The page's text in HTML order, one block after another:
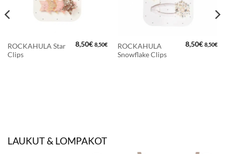
ROCKAHULA Star
Clips
8,50€ 8,50€
ROCKAHULA
Snowflake Clips
8,50€ 8,50€
LAUKUT & LOMPAKOT